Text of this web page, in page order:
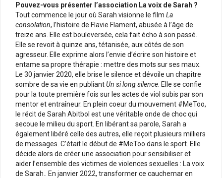
Pouvez-vous présenter l’association La voix de Sarah ?
Tout commence le jour où Sarah visionne le film La
consolation, l’histoire de Flavie Flament, abusée à l’âge de
treize ans. Elle est bouleversée, cela fait écho à son passé.
Elle se revoit à quinze ans, tétanisée, aux côtés de son
agresseur. Elle exprime alors l’envie d’écrire son histoire et
entame sa propre thérapie : mettre des mots sur ses maux.
Le 30 janvier 2020, elle brise le silence et dévoile un chapitre
sombre de sa vie en publiantUn si long silence . Elle se confie
pour la toute première fois sur les actes de viol subis par son
mentor et entraîneur. En plein coeur du mouvement #MeToo,
le récit de Sarah Abitbol est une véritable onde de choc qui
secoue le milieu du sport. En libérant sa parole, Sarah a
également libéré celle des autres, elle reçoit plusieurs milliers
de messages. C’était le début de #MeToo dans le sport. Elle
décide alors de créer une association pour sensibiliser et
aider l’ensemble des victimes de violences sexuelles : La voix
de Sarah.. En janvier 2022, transformer ce cauchemar en